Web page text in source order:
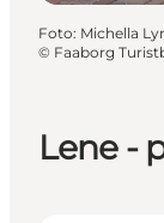
Lene -
Foto: Michella
© Faaborg